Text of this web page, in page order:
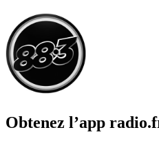
Obtenez l’app